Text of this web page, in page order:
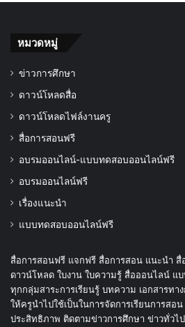
หมวดหมู่
ข่าวการศึกษา
ดาวน์โหลดสื่อ
ดาวน์โหลดไฟล์งานครู
สื่อการสอนฟรี
อบรมออนไลน์-แบบทดสอบออนไลน์ฟรี
อบรมออนไลน์ฟรี
เรื่องแนะนำ
แบบทดสอบออนไลน์ฟรี
สื่อการสอนฟรี แจกฟรี สื่อการสอน แนะนำ
ดาวน์โหลด ใบงาน ใบความรู้ สื่อออนไลน์ แ
ทุกกลุ่มสาระการเรียนรู้ บทความ เอกสารทา
ให้ครูนำไปใช้เป็นในการจัดการเรียนการสอ
ประสิทธิภาพ ติดตามข่าวการศึกษา ข่าวทั่วไ